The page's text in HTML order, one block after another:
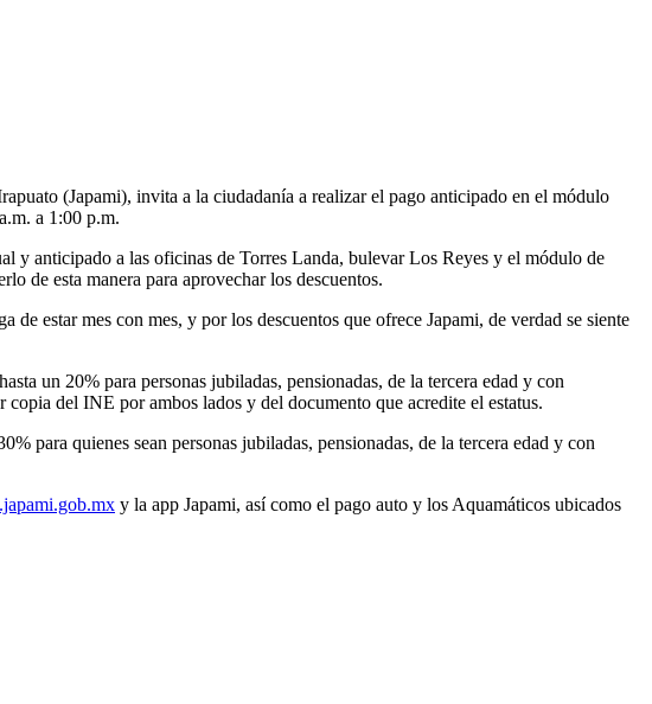
(Japami), invita a la ciudadanía a realizar el pago anticipado en el módulo
a 1:00 p.m.
y anticipado a las oficinas de Torres Landa, bulevar Los Reyes y el módulo de
de esta manera para aprovechar los descuentos.
estar mes con mes, y por los descuentos que ofrece Japami, de verdad se siente
un 20% para personas jubiladas, pensionadas, de la tercera edad y con
copia del INE por ambos lados y del documento que acredite el estatus.
para quienes sean personas jubiladas, pensionadas, de la tercera edad y con
y la app Japami, así como el pago auto y los Aquamáticos ubicados